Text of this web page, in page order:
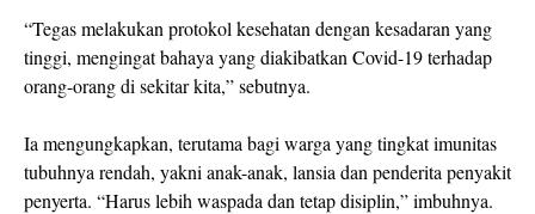
“Tegas melakukan protokol kesehatan dengan kesadaran yang
tinggi, mengingat bahaya yang diakibatkan Covid-19 terhadap
orang-orang di sekitar kita,” sebutnya.
Ia mengungkapkan, terutama bagi warga yang tingkat imunitas
tubuhnya rendah, yakni anak-anak, lansia dan penderita penyakit
penyerta. “Harus lebih waspada dan tetap disiplin,” imbuhnya.